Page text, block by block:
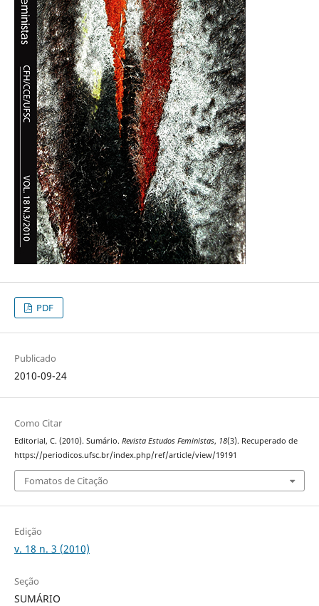
PDF
Publicado
2010-09-24
Como Citar
Editorial, C. (2010). Sumário. Revista Estudos Feministas, 18(3). Recuperado de
https://periodicos.ufsc.br/index.php/ref/article/view/19191
Fomatos de Citação
Edição
v. 18 n. 3 (2010)
Seção
SUMÁRIO